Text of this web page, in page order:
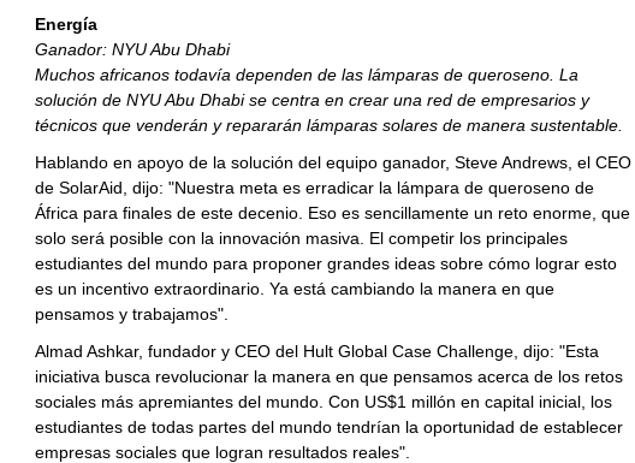
Energía
Ganador: NYU Abu Dhabi
Muchos africanos todavía dependen de las lámparas de queroseno. La
solución de NYU Abu Dhabi se centra en crear una red de empresarios y
técnicos que venderán y repararán lámparas solares de manera sustentable.
Hablando en apoyo de la solución del equipo ganador, Steve Andrews, el CEO
de SolarAid, dijo: "Nuestra meta es erradicar la lámpara de queroseno de
África para finales de este decenio. Eso es sencillamente un reto enorme, que
solo será posible con la innovación masiva. El competir los principales
estudiantes del mundo para proponer grandes ideas sobre cómo lograr esto
es un incentivo extraordinario. Ya está cambiando la manera en que
pensamos y trabajamos".
Almad Ashkar, fundador y CEO del Hult Global Case Challenge, dijo: "Esta
iniciativa busca revolucionar la manera en que pensamos acerca de los retos
sociales más apremiantes del mundo. Con US$1 millón en capital inicial, los
estudiantes de todas partes del mundo tendrían la oportunidad de establecer
empresas sociales que logran resultados reales".